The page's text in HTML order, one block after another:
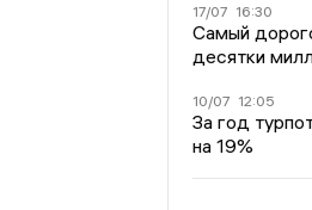
17/07 16:30
Самый
десятки
10/07 12:05
За год
на 19%